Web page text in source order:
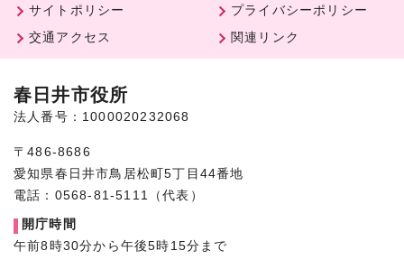
サイトポリシー
プライバシーポリシー
交通アクセス
関連リンク
春日井市役所
法人番号：1000020232068
〒486-8686
愛知県春日井市鳥居松町5丁目44番地
電話：0568-81-5111（代表）
開庁時間
午前8時30分から午後5時15分まで